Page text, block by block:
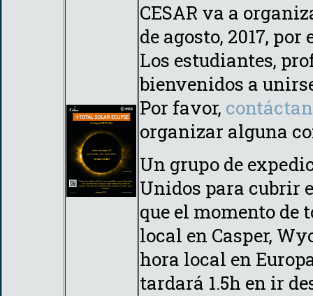
CESAR va a
de agosto, 2017, por
Los estudiantes,
bienvenidos a
Por favor,
organizar alguna
Un grupo de
Unidos para cubrir
que el momento de
local en Casper,
hora local en
tardará 1.5h en ir